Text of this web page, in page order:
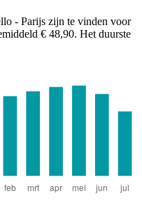
- Parijs zijn te vinden voor
€ 48,90. Het duurste